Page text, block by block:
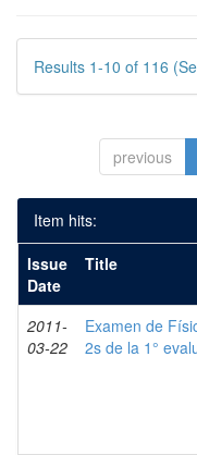
Results 1-10 of 116
previous
Item hits:
Issue
Date
Title
2011-
03-22
Examen de
2s de la 1°